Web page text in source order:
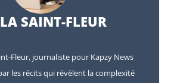
SAINT-FLEUR
Fleur, journaliste pour Kapzy News
les récits qui révèlent la complexité